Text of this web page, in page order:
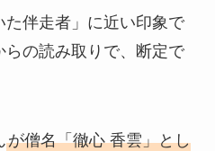
伴走者」に近い印象で
の読み取りで、断定で
が僧名「徹心 香雲」とし